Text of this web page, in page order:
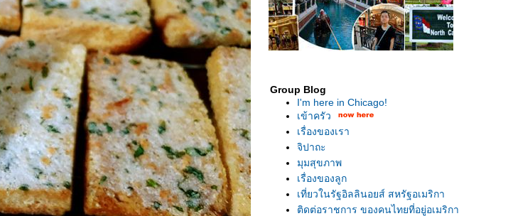
Group Blog
I'm here in Chicago!
เข้าครัว
เรื่องของเรา
จิปาถะ
มุมสุขภาพ
เรื่องของลูก
เที่ยวในรัฐอิลลินอยส์ สหรัฐอเมริกา
ติดต่อราชการ ของคนไทยที่อยู่อเมริกา